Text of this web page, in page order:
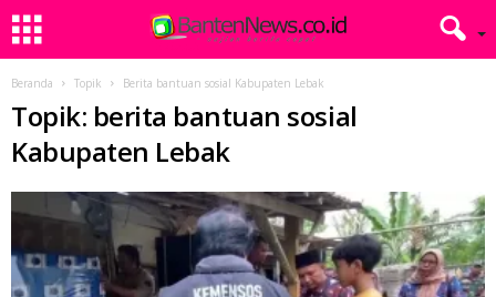
Beranda Topik Berita bantuan sosial Kabupaten Lebak
Topik: berita bantuan sosial
Kabupaten Lebak